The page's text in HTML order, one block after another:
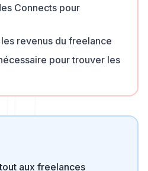
Connects pour
revenus du freelance
pour trouver les
aux freelances